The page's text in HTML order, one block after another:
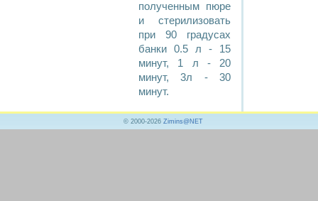
полученным пюре
и стерилизовать
при 90 градусах
банки 0.5 л - 15
минут, 1 л - 20
минут, 3л - 30
минут.
© 2000-2026 Zimins@NET